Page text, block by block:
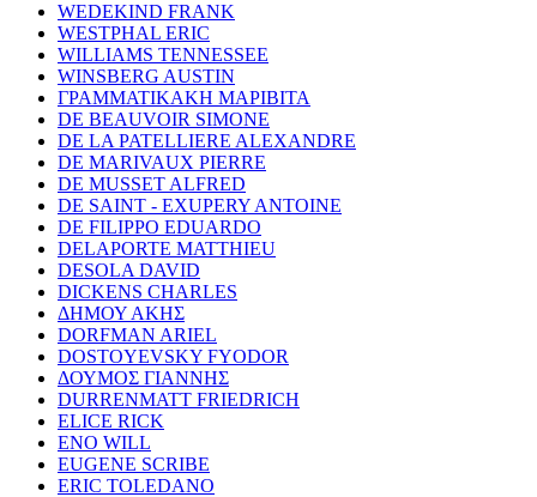
WEDEKIND FRANK
WESTPHAL ERIC
WILLIAMS TENNESSEE
WINSBERG AUSTIN
ΓΡΑΜΜΑΤΙΚΑΚΗ ΜΑΡΙΒΙΤΑ
DE BEAUVOIR SIMONE
DE LA PATELLIERE ALEXANDRE
DE MARIVAUX PIERRE
DE MUSSET ALFRED
DE SAINT - EXUPERY ANTOINE
DE FILIPPO EDUARDO
DELAPORTE MATTHIEU
DESOLA DAVID
DICKENS CHARLES
ΔΗΜΟΥ ΑΚΗΣ
DORFMAN ARIEL
DOSTOYEVSKY FYODOR
ΔΟΥΜΟΣ ΓΙΑΝΝΗΣ
DURRENMATT FRIEDRICH
ELICE RICK
ENO WILL
EUGENE SCRIBE
ERIC TOLEDANO